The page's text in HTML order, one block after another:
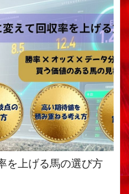
を上げる馬の選び方